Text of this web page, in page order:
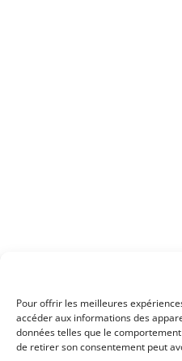
Pour offrir les meilleures
accéder aux informations des
données telles que le
de retirer son consentement peut